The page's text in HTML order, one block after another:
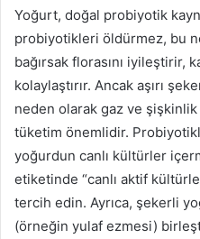
Yoğurt, doğal probiyotik
probiyotikleri öldürmez, bu
bağırsak florasını iyileştirir,
kolaylaştırır. Ancak aşırı
neden olarak gaz ve
tüketim önemlidir.
yoğurdun canlı kültürler
etiketinde “canlı aktif
tercih edin. Ayrıca, şekerli
(örneğin yulaf ezmesi)